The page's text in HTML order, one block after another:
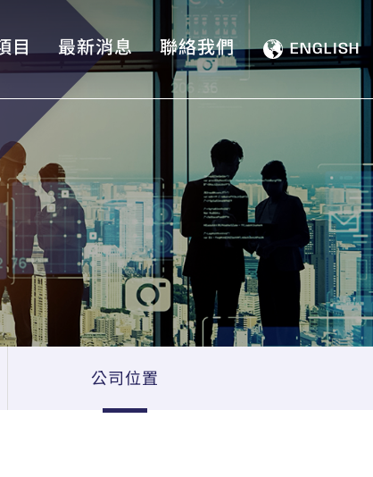
目 最新消息 聯絡我們 ENGLISH
公司位置